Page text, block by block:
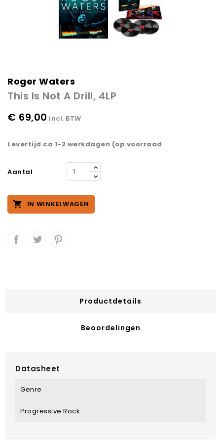
Roger Waters
This Is Not A Drill, 4LP
€ 69,00 incl. BTW
Levertijd ca 1-2 werkdagen (op voorraad
Aantal
 IN WINKELWAGEN
Productdetails
Beoordelingen
Datasheet
Genre
Progressive Rock